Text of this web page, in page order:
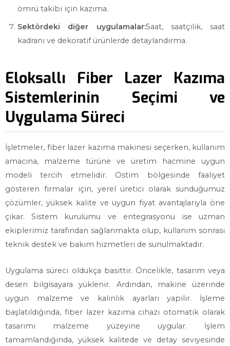
ömrü takibi için kazıma.
Sektördeki diğer uygulamalar:Saat, saatçilik, saat
kadranı ve dekoratif ürünlerde detaylandırma.
Eloksallı Fiber Lazer Kazıma
Sistemlerinin Seçimi ve
Uygulama Süreci
İşletmeler, fiber lazer kazıma makinesi seçerken, kullanım
amacına, malzeme türüne ve üretim hacmine uygun
modeli tercih etmelidir. Ostim bölgesinde faaliyet
gösteren firmalar için, yerel üretici olarak sunduğumuz
çözümler, yüksek kalite ve uygun fiyat avantajlarıyla öne
çıkar. Sistem kurulumu ve entegrasyonu ise uzman
ekiplerimiz tarafından sağlanmakta olup, kullanım sonrası
teknik destek ve bakım hizmetleri de sunulmaktadır.
Uygulama süreci oldukça basittir. Öncelikle, tasarım veya
desen bilgisayara yüklenir. Ardından, makine üzerinde
uygun malzeme ve kalınlık ayarları yapılır. İşleme
başlatıldığında, fiber lazer kazıma cihazı otomatik olarak
tasarımı malzeme yüzeyine uygular. İşlem
tamamlandığında, yüksek kalitede ve detay seviyesinde